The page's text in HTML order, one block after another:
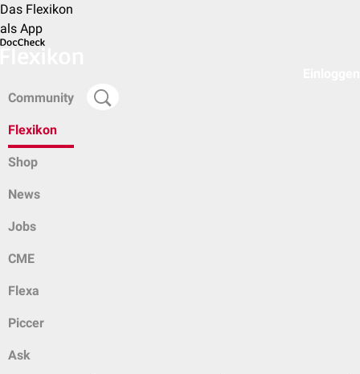
Das Flexikon
als App
Community
Flexikon
Shop
News
Jobs
CME
Flexa
Piccer
Ask